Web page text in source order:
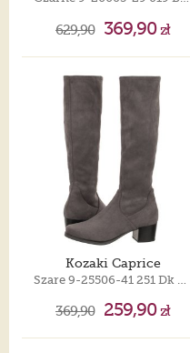
629,90 369,90zł
Kozaki Caprice
369,90 259,90zł